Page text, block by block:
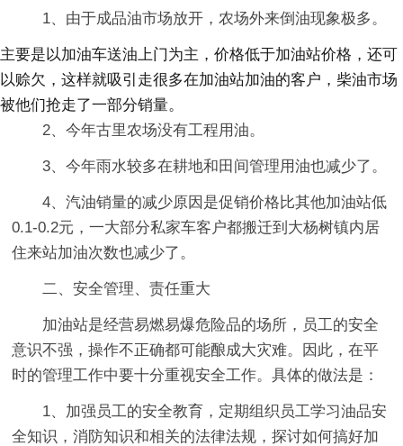
1、由于成品油市场放开，农场外来倒油现象极多。
主要是以加油车送油上门为主，价格低于加油站价格，还可
以赊欠，这样就吸引走很多在加油站加油的客户，柴油市场
被他们抢走了一部分销量。
2、今年古里农场没有工程用油。
3、今年雨水较多在耕地和田间管理用油也减少了。
4、汽油销量的减少原因是促销价格比其他加油站低
0.1-0.2元，一大部分私家车客户都搬迁到大杨树镇内居
住来站加油次数也减少了。
二、安全管理、责任重大
加油站是经营易燃易爆危险品的场所，员工的安全
意识不强，操作不正确都可能酿成大灾难。因此，在平
时的管理工作中要十分重视安全工作。具体的做法是：
1、加强员工的安全教育，定期组织员工学习油品安
全知识，消防知识和相关的法律法规，探讨如何搞好加